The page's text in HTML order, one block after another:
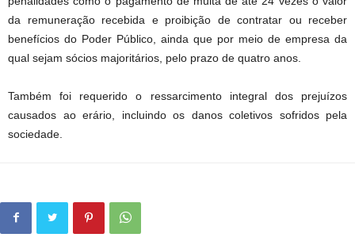
da remuneração recebida e proibição de contratar ou receber
benefícios do Poder Público, ainda que por meio de empresa da
qual sejam sócios majoritários, pelo prazo de quatro anos.
Também foi requerido o ressarcimento integral dos prejuízos
causados ao erário, incluindo os danos coletivos sofridos pela
sociedade.